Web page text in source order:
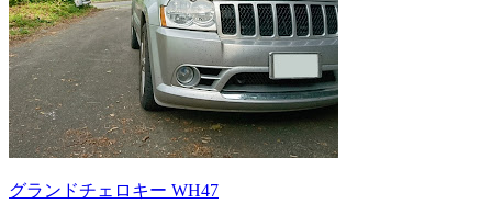
グランドチェロキー WH47